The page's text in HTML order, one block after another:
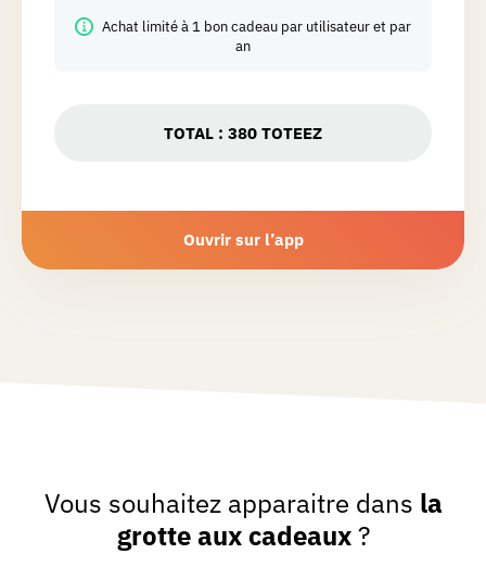
Achat limité à 1 bon cadeau par utilisateur et par
an
TOTAL : 380 TOTEEZ
Ouvrir sur l’app
Vous souhaitez apparaitre dans la
grotte aux cadeaux?